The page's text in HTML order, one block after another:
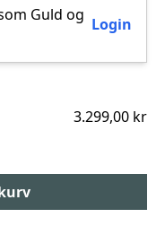
Guld og Login
3.299,00 kr